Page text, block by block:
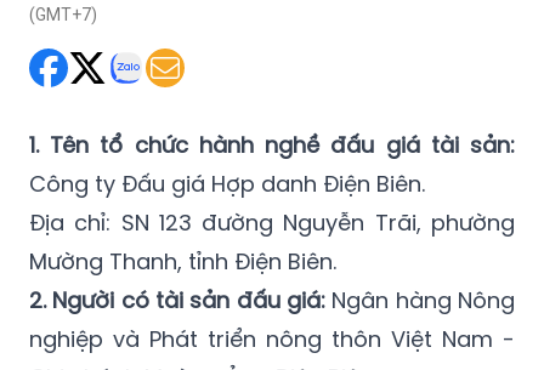
1. Tên tổ chức hành nghề đấu giá tài sản:
Địa chỉ: SN 123 đường Nguyễn Trãi, phường
Mường Thanh, tỉnh Điện Biên.
2. Người có tài sản đấu giá:Ngân hàng Nông
nghiệp và Phát triển nông thôn Việt Nam -
Chi nhánh Mường Ảng Điện Biên.
Địa chỉ: Bản Hón, xã Mường Ảng, tỉnh Điện